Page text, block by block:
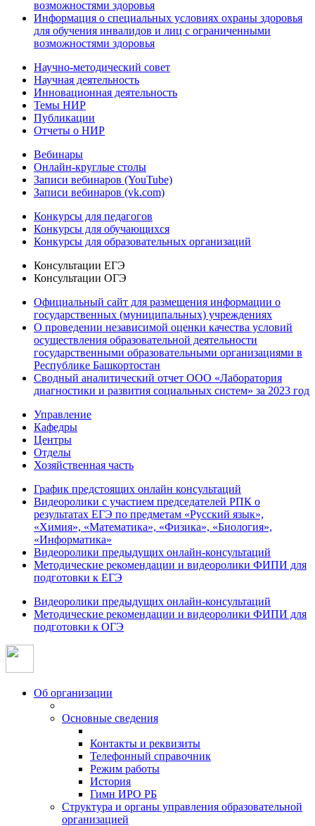
возможностями здоровья
Информация о специальных условиях охраны здоровья
для обучения инвалидов и лиц с ограниченными
возможностями здоровья
Научно-методический совет
Научная деятельность
Инновационная деятельность
Темы НИР
Публикации
Отчеты о НИР
Вебинары
Онлайн-круглые столы
Записи вебинаров (YouTube)
Записи вебинаров (vk.com)
Конкурсы для педагогов
Конкурсы для обучающихся
Конкурсы для образовательных организаций
Консультации ЕГЭ
Консультации ОГЭ
Официальный сайт для размещения информации о
государственных (муниципальных) учреждениях
О проведении независимой оценки качества условий
осуществления образовательной деятельности
государственными образовательными организациями в
Республике Башкортостан
Сводный аналитический отчет ООО «Лаборатория
диагностики и развития социальных систем» за 2023 год
Управление
Кафедры
Центры
Отделы
Хозяйственная часть
График предстоящих онлайн консультаций
Видеоролики с участием председателей РПК о
результатах ЕГЭ по предметам «Русский язык»,
«Химия», «Математика», «Физика», «Биология»,
«Информатика»
Видеоролики предыдущих онлайн-консультаций
Методические рекомендации и видеоролики ФИПИ для
подготовки к ЕГЭ
Видеоролики предыдущих онлайн-консультаций
Методические рекомендации и видеоролики ФИПИ для
подготовки к ОГЭ
Об организации
Основные сведения
Контакты и реквизиты
Телефонный справочник
Режим работы
История
Гимн ИРО РБ
Структура и органы управления образовательной
организацией